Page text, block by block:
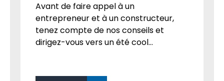
Avant de faire appel à un
entrepreneur et à un constructeur,
tenez compte de nos conseils et
dirigez-vous vers un été cool...